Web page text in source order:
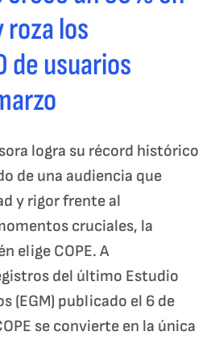
los
de usuarios
logra su récord histórico
de una audiencia que
y rigor frente al
cruciales, la
elige COPE. A
del último Estudio
(EGM) publicado el 6 de
se convierte en la única